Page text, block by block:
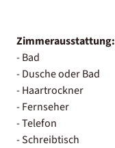
Zimmerausstattung:
- Bad
- Dusche oder Bad
- Haartrockner
- Fernseher
- Telefon
- Schreibtisch